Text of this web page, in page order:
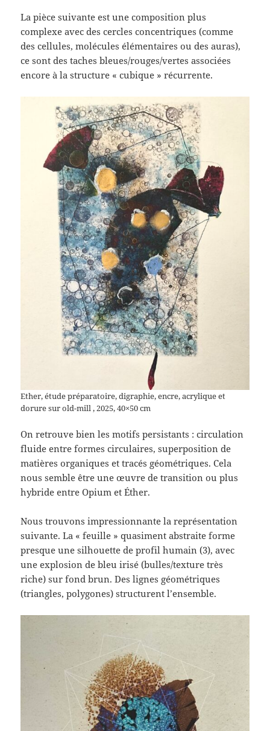
La pièce suivante est une composition plus
complexe avec des cercles concentriques (comme
des cellules, molécules élémentaires ou des auras),
ce sont des taches bleues/rouges/vertes associées
encore à la structure « cubique » récurrente.
Ether, étude préparatoire, digraphie, encre, acrylique et
dorure sur old-mill , 2025, 40×50 cm
On retrouve bien les motifs persistants : circulation
fluide entre formes circulaires, superposition de
matières organiques et tracés géométriques. Cela
nous semble être une œuvre de transition ou plus
hybride entre Opium et Éther.
Nous trouvons impressionnante la représentation
suivante. La « feuille » quasiment abstraite forme
presque une silhouette de profil humain (3), avec
une explosion de bleu irisé (bulles/texture très
riche) sur fond brun. Des lignes géométriques
(triangles, polygones) structurent l’ensemble.